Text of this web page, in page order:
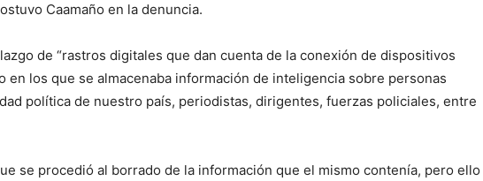
Caamaño en la denuncia.
de “rastros digitales que dan cuenta de la conexión de dispositivos
en los que se almacenaba información de inteligencia sobre personas
política de nuestro país, periodistas, dirigentes, fuerzas policiales, entre
se procedió al borrado de la información que el mismo contenía, pero ello